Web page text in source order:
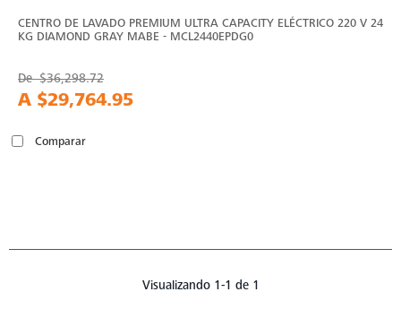
CENTRO DE LAVADO PREMIUM ULTRA CAPACITY ELÉCTRICO 220 V 24
KG DIAMOND GRAY MABE - MCL2440EPDG0
De$36,298.72
A $29,764.95
Comparar
Visualizando 1-1 de 1